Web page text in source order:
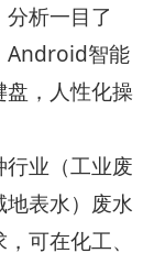
析一目了
Android智能
盘，人性化操
业（工业废
表水）废水
可在化工、